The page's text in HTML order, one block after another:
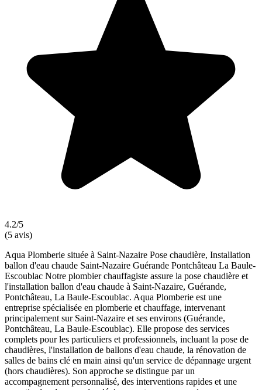
4.2/5
(5 avis)
Aqua Plomberie située à Saint-Nazaire Pose chaudière, Installation
ballon d'eau chaude Saint-Nazaire Guérande Pontchâteau La Baule-
Escoublac Notre plombier chauffagiste assure la pose chaudière et
l'installation ballon d'eau chaude à Saint-Nazaire, Guérande,
Pontchâteau, La Baule-Escoublac. Aqua Plomberie est une
entreprise spécialisée en plomberie et chauffage, intervenant
principalement sur Saint-Nazaire et ses environs (Guérande,
Pontchâteau, La Baule-Escoublac). Elle propose des services
complets pour les particuliers et professionnels, incluant la pose de
chaudières, l'installation de ballons d'eau chaude, la rénovation de
salles de bains clé en main ainsi qu'un service de dépannage urgent
(hors chaudières). Son approche se distingue par un
accompagnement personnalisé, des interventions rapides et une